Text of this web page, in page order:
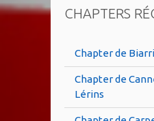
CHAPTERS
Chapter de
Chapter de
Lérins